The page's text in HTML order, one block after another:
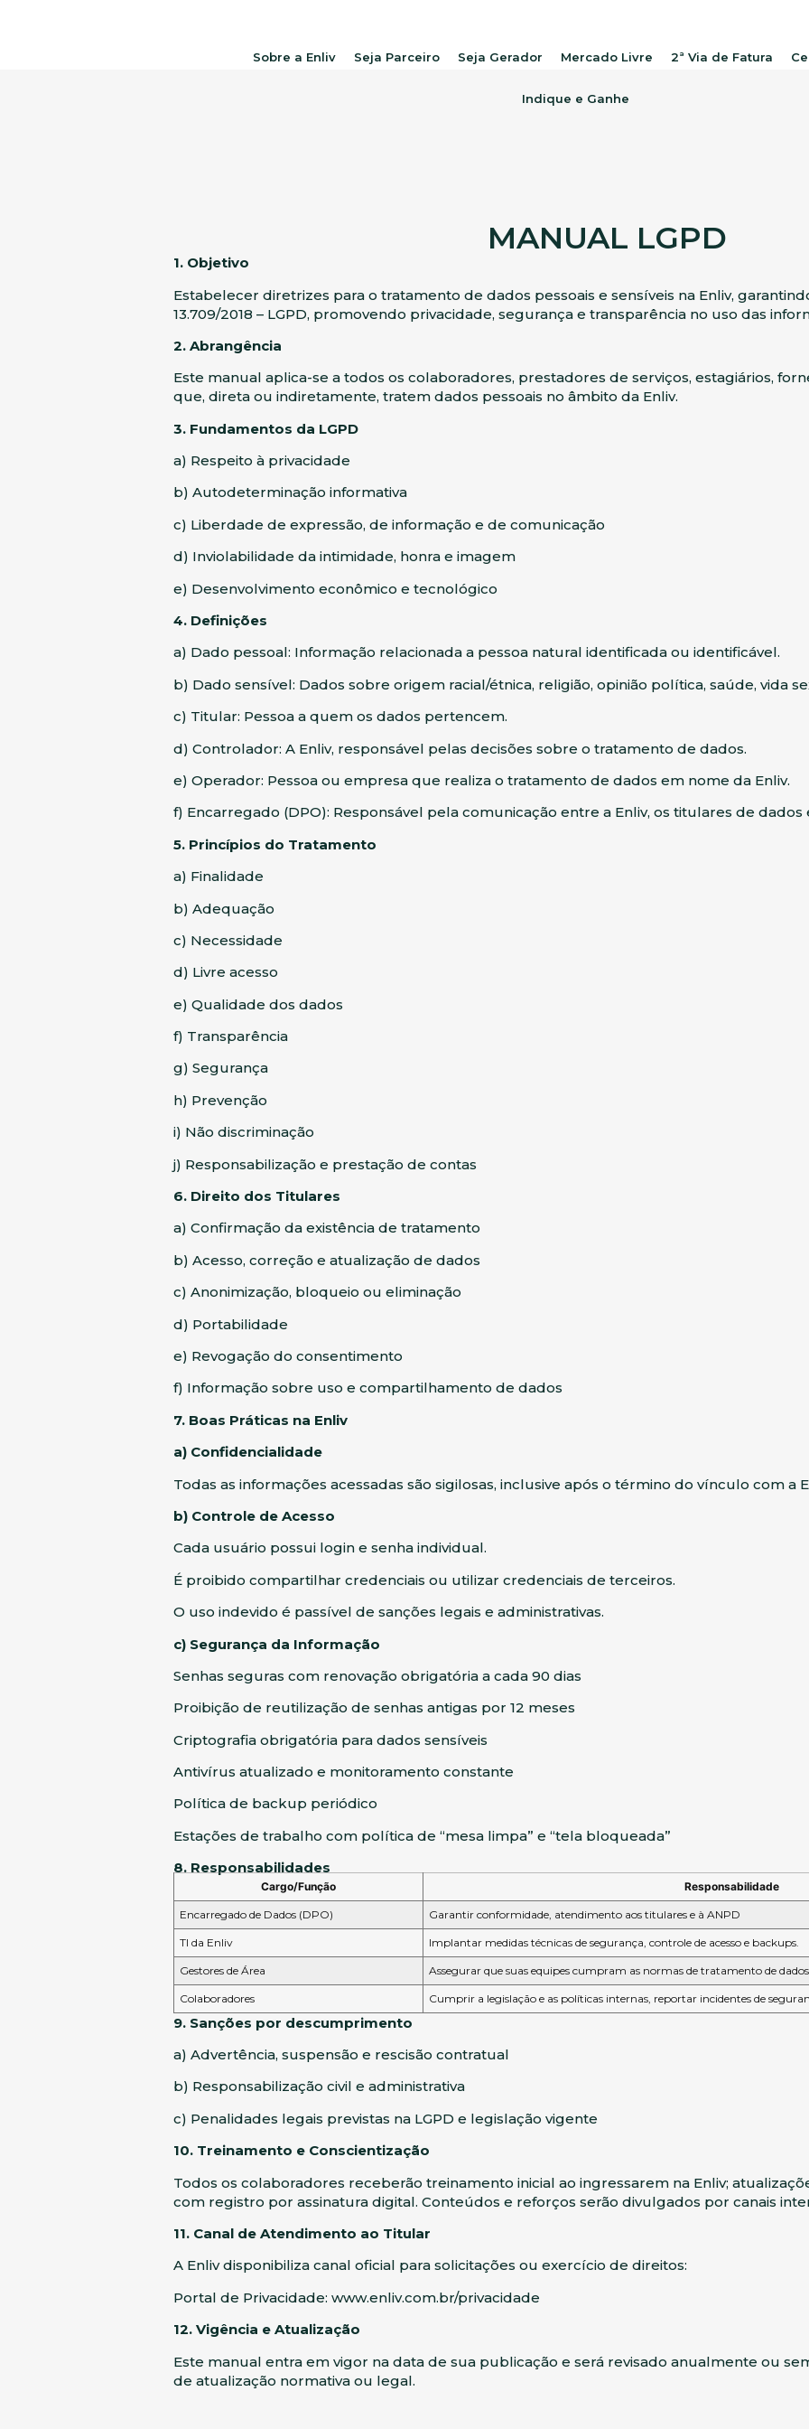
Sobre a Enliv Seja Parceiro Seja Gerador Mercado Livre 2ª Via de Fatura
Indique e Ganhe
MANUAL LGPD
1. Objetivo
Estabelecer diretrizes para o tratamento de dados pessoais e sensíveis na Enliv,
13.709/2018 – LGPD, promovendo privacidade, segurança e transparência no uso das
2. Abrangência
Este manual aplica-se a todos os colaboradores, prestadores de serviços, estagiários,
que, direta ou indiretamente, tratem dados pessoais no âmbito da Enliv.
3. Fundamentos da LGPD
a) Respeito à privacidade
b) Autodeterminação informativa
c) Liberdade de expressão, de informação e de comunicação
d) Inviolabilidade da intimidade, honra e imagem
e) Desenvolvimento econômico e tecnológico
4. Definições
a) Dado pessoal: Informação relacionada a pessoa natural identificada ou identificável.
b) Dado sensível: Dados sobre origem racial/étnica, religião, opinião política, saúde, vida
c) Titular: Pessoa a quem os dados pertencem.
d) Controlador: A Enliv, responsável pelas decisões sobre o tratamento de dados.
e) Operador: Pessoa ou empresa que realiza o tratamento de dados em nome da Enliv.
f) Encarregado (DPO): Responsável pela comunicação entre a Enliv, os titulares de dados
5. Princípios do Tratamento
a) Finalidade
b) Adequação
c) Necessidade
d) Livre acesso
e) Qualidade dos dados
f) Transparência
g) Segurança
h) Prevenção
i) Não discriminação
j) Responsabilização e prestação de contas
6. Direito dos Titulares
a) Confirmação da existência de tratamento
b) Acesso, correção e atualização de dados
c) Anonimização, bloqueio ou eliminação
d) Portabilidade
e) Revogação do consentimento
f) Informação sobre uso e compartilhamento de dados
7. Boas Práticas na Enliv
a) Confidencialidade
Todas as informações acessadas são sigilosas, inclusive após o término do vínculo com a
b) Controle de Acesso
Cada usuário possui login e senha individual.
É proibido compartilhar credenciais ou utilizar credenciais de terceiros.
O uso indevido é passível de sanções legais e administrativas.
c) Segurança da Informação
Senhas seguras com renovação obrigatória a cada 90 dias
Proibição de reutilização de senhas antigas por 12 meses
Criptografia obrigatória para dados sensíveis
Antivírus atualizado e monitoramento constante
Política de backup periódico
Estações de trabalho com política de “mesa limpa” e “tela bloqueada”
8. Responsabilidades
Cargo/Função Responsabilidade
Encarregado de Dados (DPO) Garantir conformidade, atendimento aos titulares e à ANPD
TI da Enliv Implantar medidas técnicas de segurança, controle de acesso e backups.
Gestores de Área Assegurar que suas equipes cumpram as normas de tratamento de
Colaboradores Cumprir a legislação e as políticas internas, reportar incidentes de
9. Sanções por descumprimento
a) Advertência, suspensão e rescisão contratual
b) Responsabilização civil e administrativa
c) Penalidades legais previstas na LGPD e legislação vigente
10. Treinamento e Conscientização
Todos os colaboradores receberão treinamento inicial ao ingressarem na Enliv;
com registro por assinatura digital. Conteúdos e reforços serão divulgados por canais
11. Canal de Atendimento ao Titular
A Enliv disponibiliza canal oficial para solicitações ou exercício de direitos:
Portal de Privacidade: www.enliv.com.br/privacidade
12. Vigência e Atualização
Este manual entra em vigor na data de sua publicação e será revisado anualmente ou
de atualização normativa ou legal.